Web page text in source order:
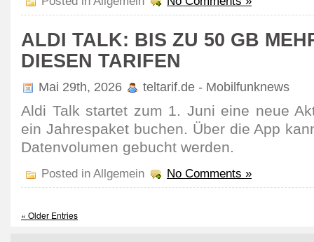
ALDI TALK: BIS ZU 50 GB
DIESEN TARIFEN
Mai 29th, 2026 teltarif.de - Mobilfunknews
Aldi Talk startet zum 1. Juni eine neue
ein Jahrespaket buchen. Über die App
Daten­volumen gebucht werden.
Posted in Allgemein No Comments »
« Older Entries